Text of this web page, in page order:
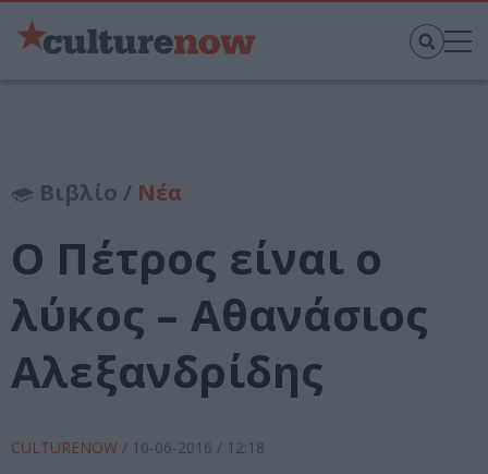
Βιβλίο / Νέα
Ο Πέτρος είναι ο
λύκος – Αθανάσιος
Αλεξανδρίδης
CULTURENOW / 10-06-2016 / 12:18